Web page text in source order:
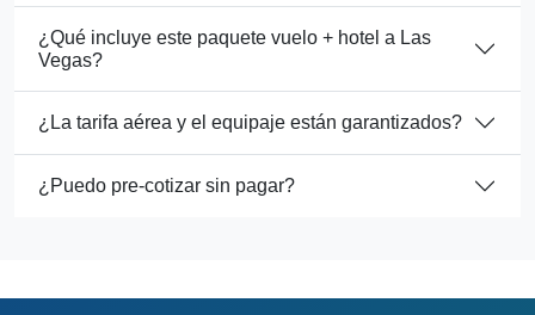
¿Qué incluye este paquete vuelo + hotel a Las
Vegas?
¿La tarifa aérea y el equipaje están garantizados?
¿Puedo pre-cotizar sin pagar?